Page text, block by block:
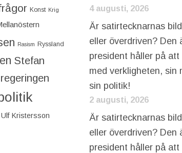
Konst Krig
Rasism Ryssland
Stefan
Ulf Kristersson
4 augusti, 2026
Är satirtecknarnas
eller överdriven? Den
president håller på
med verkligheten, sin
sin politik!
2 augusti, 2026
Är satirtecknarnas
eller överdriven? Den
president håller på